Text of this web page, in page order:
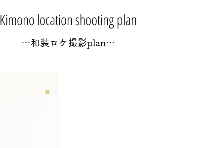
Kimono location shooting plan
〜和装ロケ撮影plan〜